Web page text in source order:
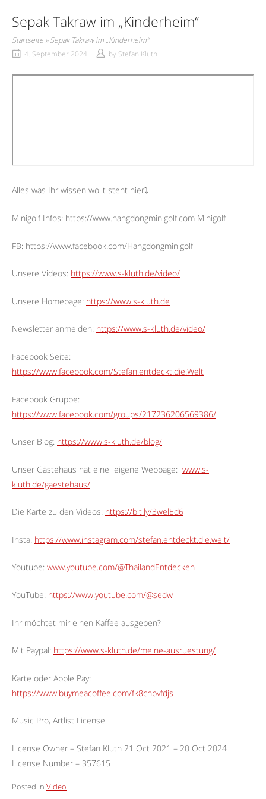
Sepak Takraw im „Kinderheim“
Startseite »Sepak Takraw im „Kinderheim“
4. September 2024
by Stefan Kluth
Alles was Ihr wissen wollt steht hier⤵︎
Minigolf Infos: https://www.hangdongminigolf.com Minigolf
FB: https://www.facebook.com/Hangdongminigolf
Unsere Videos: https://www.s-kluth.de/video/
Unsere Homepage: https://www.s-kluth.de
Newsletter anmelden: https://www.s-kluth.de/video/
Facebook Seite:
https://www.facebook.com/Stefan.entdeckt.die.Welt
Facebook Gruppe:
https://www.facebook.com/groups/217236206569386/
Unser Blog: https://www.s-kluth.de/blog/
Unser Gästehaus hat eine eigene Webpage: www.s-
kluth.de/gaestehaus/
Die Karte zu den Videos: https://bit.ly/3welEd6
Insta: https://www.instagram.com/stefan.entdeckt.die.welt/
Youtube: www.youtube.com/@ThailandEntdecken
YouTube: https://www.youtube.com/@sedw
Ihr möchtet mir einen Kaffee ausgeben?
Mit Paypal: https://www.s-kluth.de/meine-ausruestung/
Karte oder Apple Pay:
https://www.buymeacoffee.com/fk8cnpvfdjs
Music Pro, Artlist License
License Owner – Stefan Kluth 21 Oct 2021 – 20 Oct 2024
License Number – 357615
Posted in Video